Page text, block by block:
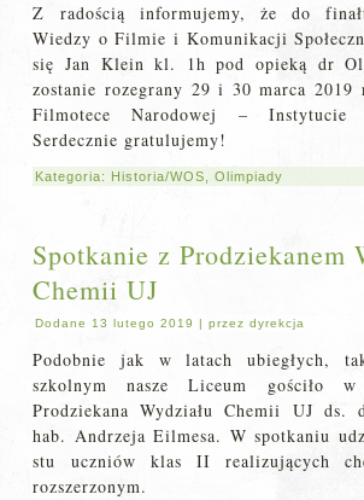
Z radością informujemy, że do
Wiedzy o Filmie i Komunikacji
się Jan Klein kl. 1h pod opieką dr
zostanie rozegrany 29 i 30 marca 2019
Filmotece Narodowej – Instytucie
Serdecznie gratulujemy!
Kategoria: Historia/WOS ,Olimpiady
Spotkanie z Prodziekanem
Chemii UJ
Dodane 13 lutego 2019 |przez dyrekcja
Podobnie jak w latach ubiegłych,
szkolnym nasze Liceum gościło
Prodziekana Wydziału Chemii UJ ds.
hab. Andrzeja Eilmesa. W spotkaniu
stu uczniów klas II realizujących
rozszerzonym.